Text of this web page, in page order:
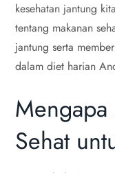
kesehatan jantung
tentang makanan
jantung serta
dalam diet harian
Sehat